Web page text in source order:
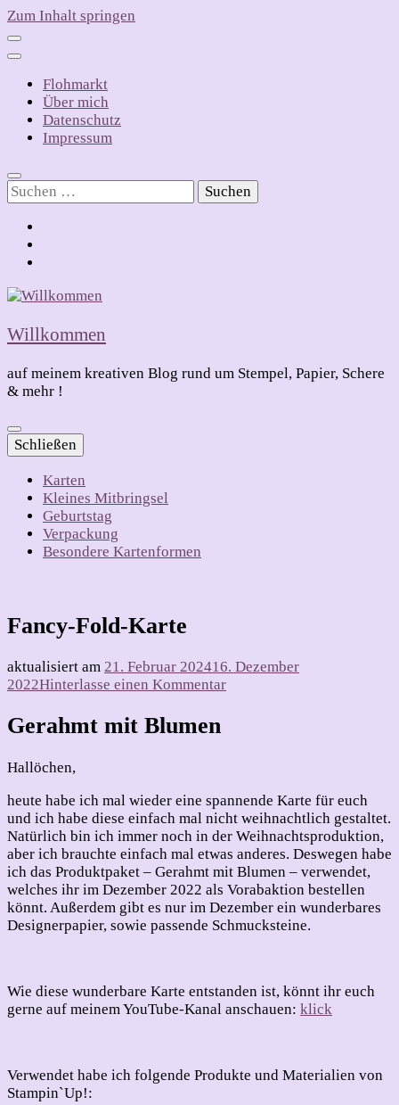
Zum Inhalt springen
Flohmarkt
Über mich
Datenschutz
Impressum
Suchen
nach:
Willkommen
auf meinem kreativen Blog rund um Stempel, Papier, Schere
& mehr !
Schließen
Karten
Kleines Mitbringsel
Geburtstag
Verpackung
Besondere Kartenformen
Fancy-Fold-Karte
aktualisiert am 21. Februar 202416. Dezember
2022Hinterlasse einen Kommentarzu
Gerahmt mit Blumen
Hallöchen,
heute habe ich mal wieder eine spannende Karte für euch
und ich habe diese einfach mal nicht weihnachtlich gestaltet.
Natürlich bin ich immer noch in der Weihnachtsproduktion,
aber ich brauchte einfach mal etwas anderes. Deswegen habe
ich das Produktpaket – Gerahmt mit Blumen – verwendet,
welches ihr im Dezember 2022 als Vorabaktion bestellen
könnt. Außerdem gibt es nur im Dezember ein wunderbares
Designerpapier, sowie passende Schmucksteine.
Wie diese wunderbare Karte entstanden ist, könnt ihr euch
gerne auf meinem YouTube-Kanal anschauen: klick
Verwendet habe ich folgende Produkte und Materialien von
Stampin`Up!: